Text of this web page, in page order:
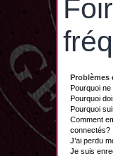
Problèmes
Pourquoi
Pourquoi
Pourquoi
Comment
connectés?
J’ai perdu
Je suis